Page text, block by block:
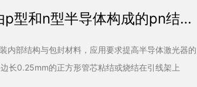
型和n型半导体构成的pn结管
内部结构与包封材料，应用要求提高半导体激光器的
长0.25mm的正方形管芯粘结或烧结在引线架上